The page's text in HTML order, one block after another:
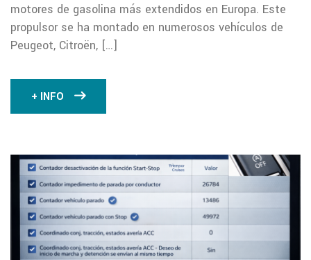
motores de gasolina más extendidos en Europa. Este
propulsor se ha montado en numerosos vehículos de
Peugeot, Citroën, […]
+ INFO